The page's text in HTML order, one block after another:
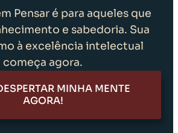
Pensar é para aqueles que
e sabedoria. Sua
à excelência intelectual
começa agora.
MINHA MENTE
AGORA!